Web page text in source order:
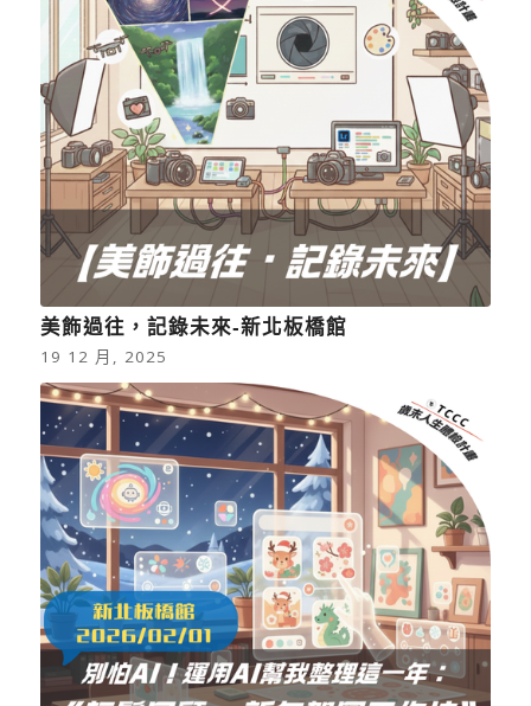
美飾過往，記錄未來-新北板橋館
19 12 月, 2025